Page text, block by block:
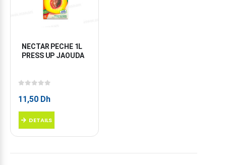
NECTAR PECHE 1L
PRESS UP JAOUDA
11,50 Dh
DETAILS